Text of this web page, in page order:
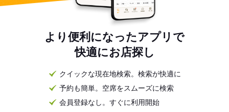
より便利になったアプリで
快適にお店探し
クイックな現在地検索。検索が快適に
予約も簡単。空席をスムーズに検索
会員登録なし。すぐに利用開始